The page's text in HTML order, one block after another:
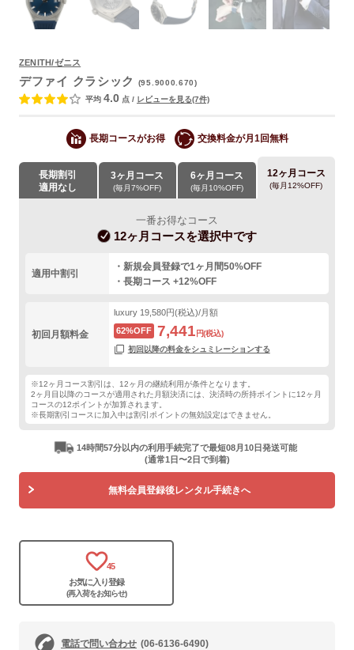
ZENITH/ゼニス
デファイ クラシック
(95.9000.670)
平均 4.0 点 / レビューを見る(7件)
長期コースがお得 交換料金が月1回無料
長期割引
適用なし
3ヶ月コース
(毎月7%OFF)
6ヶ月コース
(毎月10%OFF)
12ヶ月コース
(毎月12%OFF)
一番お得なコース
12ヶ月コースを選択中です
適用中割引
・新規会員登録で1ヶ月間50%OFF
・長期コース +12%OFF
初回月額料金
luxury19,580円(税込)/月額
62%OFF
7,441 円(税込)
初回以降の料金をシュミレーションする
※12ヶ月コース割引は、12ヶ月の継続利用が条件となります。
2ヶ月目以降のコースが適用された月額決済には、決済時の所持ポイントに12ヶ月
コースの12ポイントが加算されます。
※長期割引コースに加入中は割引ポイントの無効設定はできません。
14時間57分以内の利用手続完了で最短08月10日発送可能
(通常1日〜2日で到着)
無料会員登録後レンタル手続きへ
45
お気に入り登録
(再入荷をお知らせ)
電話で問い合わせ (06-6136-6490)
よくあるご質問